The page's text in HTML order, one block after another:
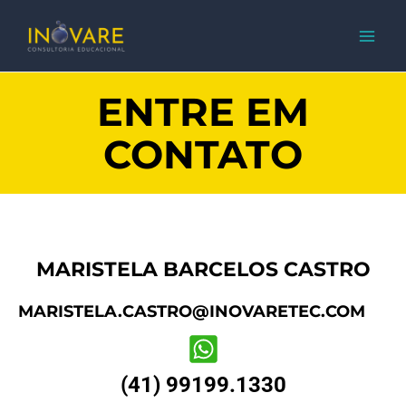
PARA
O
ENTRE EM
CONTATO
MARISTELA BARCELOS CASTRO
MARISTELA.CASTRO@INOVARETEC.COM
(41) 99199.1330